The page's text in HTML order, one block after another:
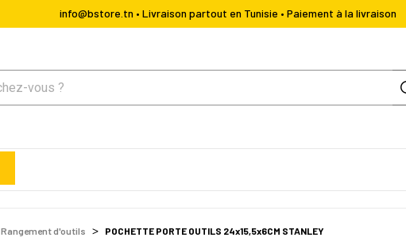
info@bstore.tn • Livraison partout en Tunisie • Paiement à la livraison
Rangement d'outils POCHETTE PORTE OUTILS 24x15,5x6CM STANLEY